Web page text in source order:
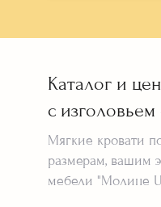
Каталог и
с
Мягкие кровати
размерам, вашим
мебели "Молине